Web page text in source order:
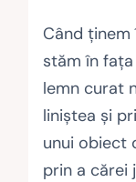
Când ținem
stăm în
lemn curat
liniștea și
unui obiect
prin a cărei